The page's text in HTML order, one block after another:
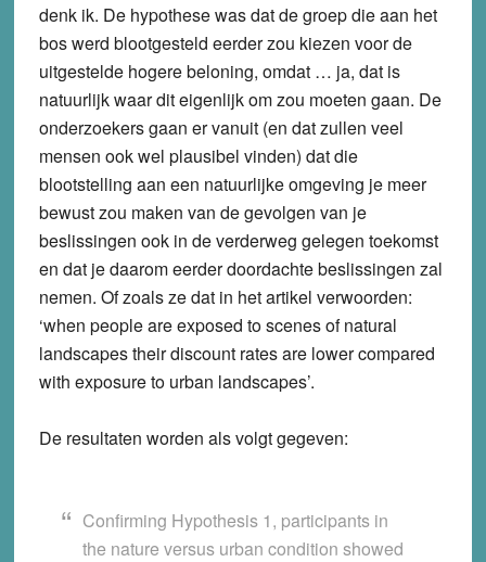
denk ik. De hypothese was dat de groep die aan het
bos werd blootgesteld eerder zou kiezen voor de
uitgestelde hogere beloning, omdat … ja, dat is
natuurlijk waar dit eigenlijk om zou moeten gaan. De
onderzoekers gaan er vanuit (en dat zullen veel
mensen ook wel plausibel vinden) dat die
blootstelling aan een natuurlijke omgeving je meer
bewust zou maken van de gevolgen van je
beslissingen ook in de verderweg gelegen toekomst
en dat je daarom eerder doordachte beslissingen zal
nemen. Of zoals ze dat in het artikel verwoorden:
‘when people are exposed to scenes of natural
landscapes their discount rates are lower compared
with exposure to urban landscapes’.
De resultaten worden als volgt gegeven:
Confirming Hypothesis 1, participants in
the nature versus urban condition showed